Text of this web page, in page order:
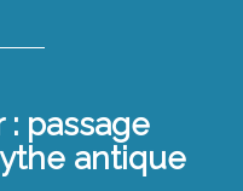
: passage
antique